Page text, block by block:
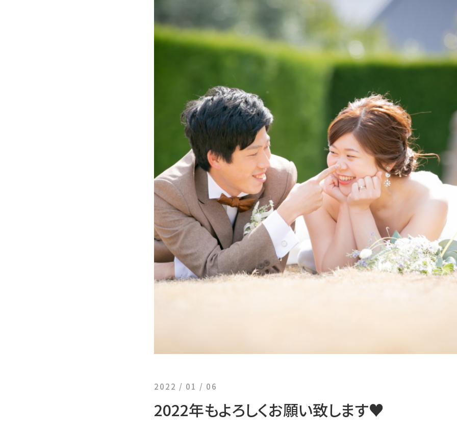
2022 / 01 / 06
2022年もよろしくお願い致します♥